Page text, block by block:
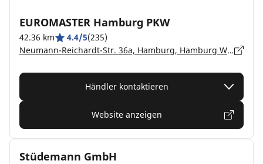
EUROMASTER Hamburg PKW
42.36 km 4.4/5(235)
Neumann-Reichardt-Str. 36a, Hamburg, Hamburg Wandsbek - 22041
Händler kontaktieren
Website anzeigen
Stüdemann GmbH